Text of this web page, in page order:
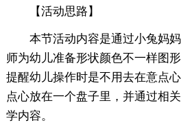
【活动思路】
本节活动内容是通过小兔妈
师为幼儿准备形状颜色不一样图
提醒幼儿操作时是不用去在意点
点心放在一个盘子里，并通过相
学内容。